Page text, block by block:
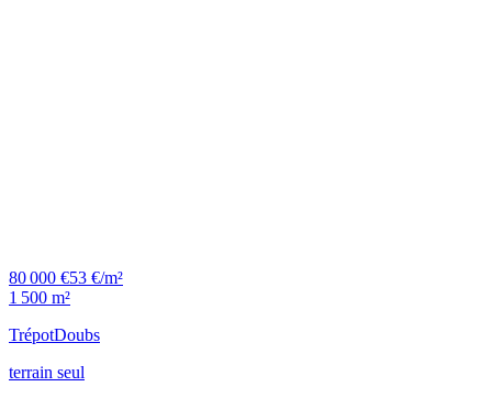
80 000 €53 €/m²
1 500 m²
TrépotDoubs
terrain seul